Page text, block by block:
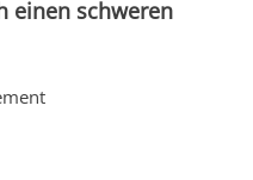
einen schweren